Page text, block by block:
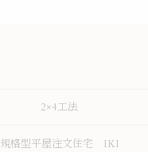
2×4工法
規格型平屋注文住宅 IKI